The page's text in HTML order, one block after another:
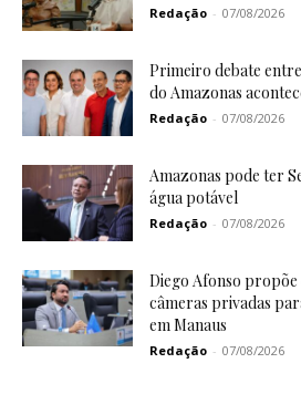
Redação - 07/08/2026
Primeiro debate
do Amazonas
Redação - 07/08/2026
Amazonas pode ter
água potável
Redação - 07/08/2026
Diego Afonso
câmeras privadas
em Manaus
Redação - 07/08/2026